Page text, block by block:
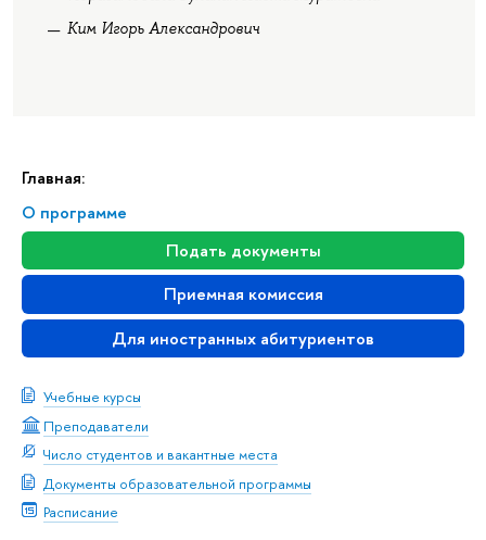
Главная:
О программе
Подать документы
Приемная комиссия
Для иностранных абитуриентов
Учебные курсы
Преподаватели
Число студентов и вакантные места
Документы образовательной программы
Расписание
Ким Игорь Александрович